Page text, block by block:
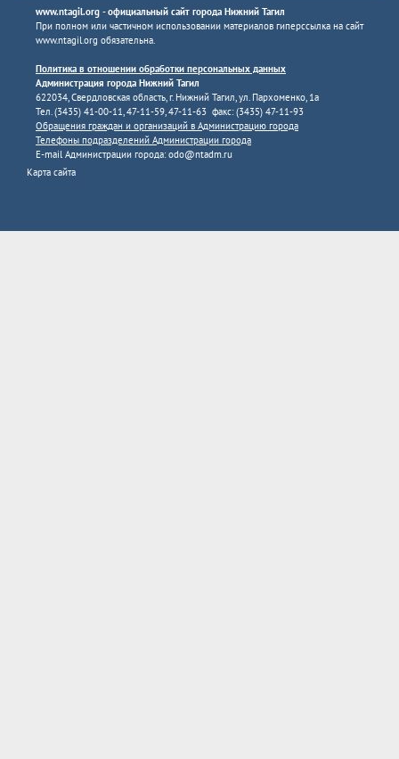
www.ntagil.org - официальный сайт города Нижний Тагил
При полном или частичном использовании материалов гиперссылка на сайт
www.ntagil.org обязательна.
Политика в отношении обработки персональных данных
Администрация города Нижний Тагил
622034, Свердловская область, г. Нижний Тагил, ул. Пархоменко, 1а
Тел. (3435) 41-00-11, 47-11-59, 47-11-63 факс: (3435) 47-11-93
Обращения граждан и организаций в Администрацию города
Телефоны подразделений Администрации города
E-mail Администрации города:odo@ntadm.ru
Карта сайта